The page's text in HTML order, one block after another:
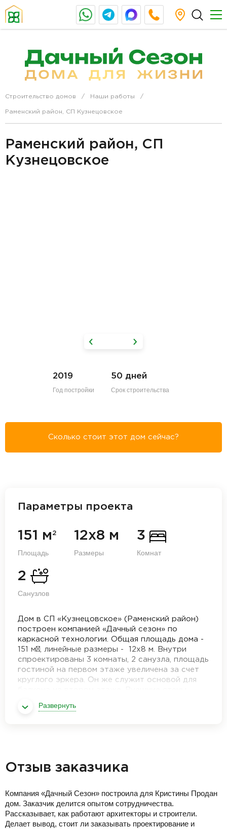
Строительство домов Наши работы
Раменский район, СП Кузнецовское
Раменский район, СП
Кузнецовское
2019
Год постройки
50 дней
Срок строительства
Сколько стоит этот дом сейчас?
Параметры проекта
151 м 2
Площадь
12х8 м
Размеры
3
Комнат
2
Санузлов
Дом в СП «Кузнецовское» (Раменский район)
построен компанией «Дачный сезон» по
каркасной технологии. Общая площадь дома -
151 м², линейные размеры - 12х8 м. Внутри
спроектированы 3 комнаты, 2 санузла, площадь
гостиной на первом этаже увеличена за счет
круглого эркера. Он же служит основой для
крошкой, цоколь – декоративными ПВХ-
Развернуть
Отзыв заказчика
Компания «Дачный Сезон» построила для Кристины Продан
дом. Заказчик делится опытом сотрудничества.
Рассказывает, как работают архитекторы и строители.
Делает вывод, стоит ли заказывать проектирование и